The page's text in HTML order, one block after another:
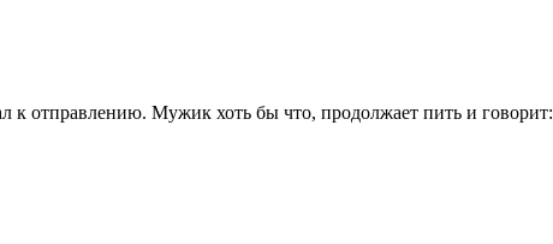
к отправлению. Мужик хоть бы что, продолжает пить и говорит: